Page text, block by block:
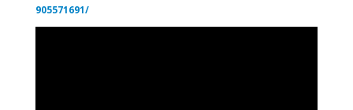
905571691/